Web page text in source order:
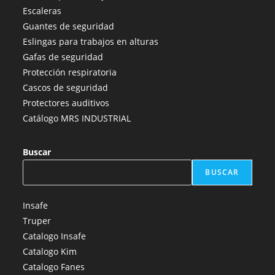
en
una
nueva
pestaña
una
nueva
pestaña
una
nueva
pestaña
nueva
Escaleras
Guantes de seguridad
Eslingas para trabajos en alturas
Gafas de seguridad
Protección respiratoria
Cascos de seguridad
Protectores auditivos
Catálogo MRS INDUSTRIAL
Buscar
BUSCAR
Insafe
Truper
Catalogo Insafe
Catalogo Kim
Catalogo Fanes